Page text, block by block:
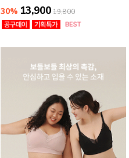
30% 13,900 19,800